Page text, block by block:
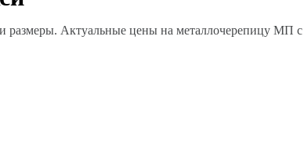
Актуальные цены на металлочерепицу МП